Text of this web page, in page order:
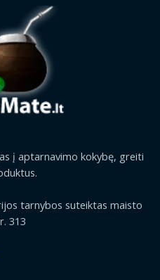
į aptarnavimo kokybę, greiti
tarnybos suteiktas maisto
313